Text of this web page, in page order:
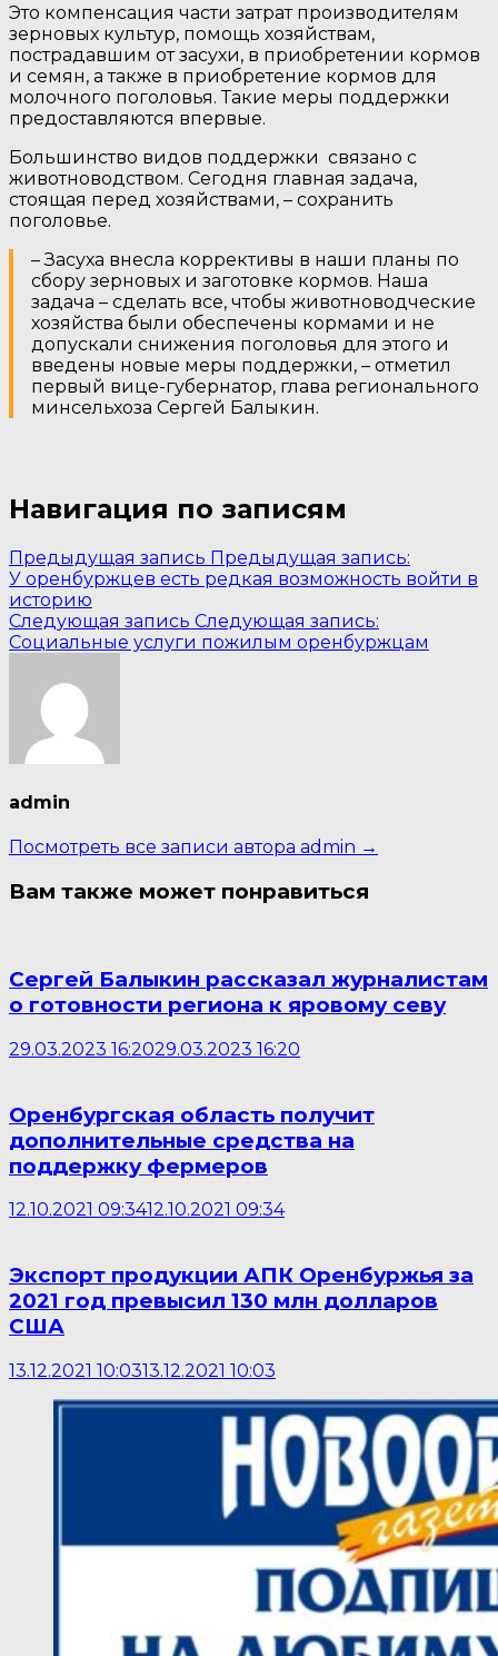
Это компенсация части затрат производителям
зерновых культур, помощь хозяйствам,
пострадавшим от засухи, в приобретении кормов
и семян, а также в приобретение кормов для
молочного поголовья. Такие меры поддержки
предоставляются впервые.
Большинство видов поддержки связано с
животноводством. Сегодня главная задача,
стоящая перед хозяйствами, – сохранить
поголовье.
– Засуха внесла коррективы в наши планы по
сбору зерновых и заготовке кормов. Наша
задача – сделать все, чтобы животноводческие
хозяйства были обеспечены кормами и не
допускали снижения поголовья для этого и
введены новые меры поддержки, – отметил
первый вице-губернатор, глава регионального
минсельхоза Сергей Балыкин.
Навигация по записям
Предыдущая запись Предыдущая запись:
У оренбуржцев есть редкая возможность войти в
историю
Следующая запись Следующая запись:
Социальные услуги пожилым оренбуржцам
admin
Посмотреть все записи автора admin →
Вам также может понравиться
Сергей Балыкин рассказал журналистам
о готовности региона к яровому севу
29.03.2023 16:2029.03.2023 16:20
Оренбургская область получит
дополнительные средства на
поддержку фермеров
12.10.2021 09:3412.10.2021 09:34
Экспорт продукции АПК Оренбуржья за
2021 год превысил 130 млн долларов
США
13.12.2021 10:0313.12.2021 10:03